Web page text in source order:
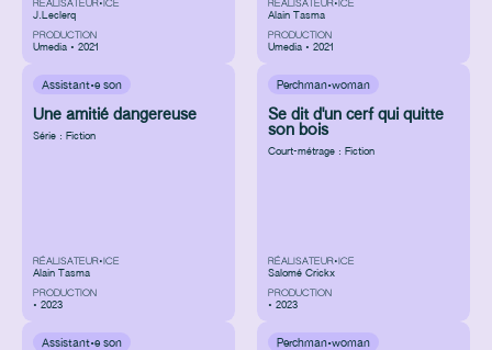
RÉALISATEUR•ICE
J.Leclerq
PRODUCTION
Umedia • 2021
RÉALISATEUR•ICE
Alain Tasma
PRODUCTION
Umedia • 2021
Assistant·e son
Une amitié dangereuse
Série : Fiction
RÉALISATEUR•ICE
Alain Tasma
PRODUCTION
• 2023
Perchman·woman
Se dit d'un cerf qui quitte
son bois
Court-métrage : Fiction
RÉALISATEUR•ICE
Salomé Crickx
PRODUCTION
• 2023
Assistant·e son Perchman·woman